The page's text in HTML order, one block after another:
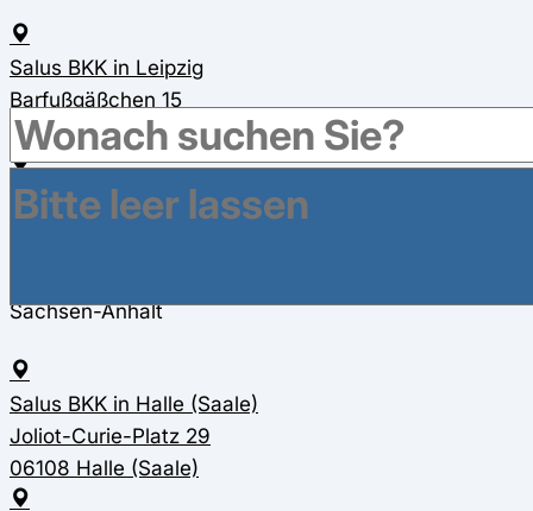
Salus BKK in Leipzig
Barfußgäßchen 15
04109 Leipzig
Salus BKK in Zwickau
Lessingstraße 4
Sachsen-Anhalt
Salus BKK in Halle (Saale)
Joliot-Curie-Platz 29
06108 Halle (Saale)